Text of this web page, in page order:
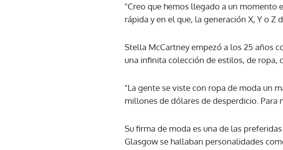
"Creo que hemos llegado a un momento
rápida y en el que, la generación X, Y o Z
Stella McCartney empezó a los 25 años
una infinita colección de estilos, de ropa,
"La gente se viste con ropa de moda un
millones de dólares de desperdicio. Para
Su firma de moda es una de las
Glasgow se hallaban personalidades